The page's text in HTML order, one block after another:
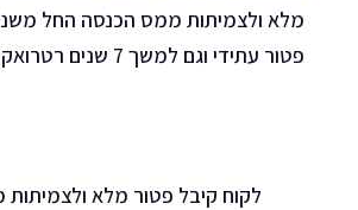
פטור עתידי וגם למשך 7 שנים רטרואקטיבי.
לקוח קיבל פטור מלא